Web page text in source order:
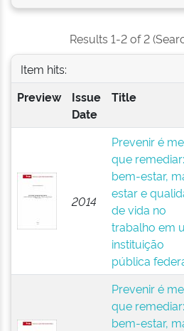
Results 1-2 of 2
Item hits:
Preview
Issue
Date
Title
2014
Prevenir é
que remediar:
bem-estar,
estar e
de vida no
trabalho em
instituição
pública
Prevenir é
que remediar:
bem-estar,